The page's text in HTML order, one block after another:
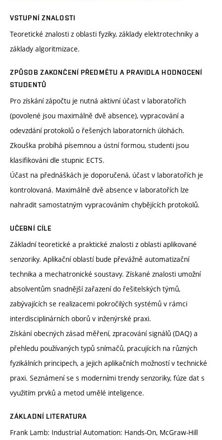
VSTUPNÍ ZNALOSTI
Teoretické znalosti z oblasti fyziky, základy elektrotechniky a
základy algoritmizace.
ZPŮSOB ZAKONČENÍ PŘEDMĚTU A PRAVIDLA HODNOCENÍ
STUDENTŮ
Pro získání zápočtu je nutná aktivní účast v laboratořích
(povolené jsou maximálně dvě absence), vypracování a
odevzdání protokolů o řešených laboratorních úlohách.
Zkouška probíhá písemnou a ústní formou, studenti jsou
klasifikováni dle stupnic ECTS.
Účast na přednáškách je doporučená, účast v laboratořích je
kontrolovaná. Maximálně dvě absence v laboratořích lze
nahradit samostatným vypracováním chybějících protokolů.
UČEBNÍ CÍLE
Základní teoretické a praktické znalosti z oblasti aplikované
senzoriky. Aplikační oblastí bude převážně automatizační
technika a mechatronické soustavy. Získané znalosti umožní
absolventům snadnější zařazení do řešitelských týmů,
zabývajících se realizacemi pokročilých systémů v rámci
interdisciplinárních oborů v inženýrské praxi.
Získání obecných zásad měření, zpracování signálů (DAQ) a
přehledu používaných typů snímačů, pracujících na různých
fyzikálních principech, a jejich aplikačních možností v technické
praxi. Seznámení se s moderními trendy senzoriky, fúze dat s
využitím prvků a metod umělé inteligence.
ZÁKLADNÍ LITERATURA
Frank Lamb: Industrial Automation: Hands-On, McGraw-Hill